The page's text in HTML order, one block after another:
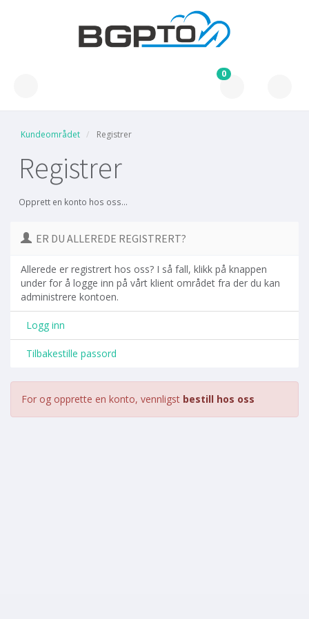
0
Kundeområdet Registrer
Registrer
Opprett en konto hos oss...
ER DU ALLEREDE REGISTRERT?
Allerede er registrert hos oss? I så fall, klikk på knappen
under for å logge inn på vårt klient området fra der du kan
administrere kontoen.
Logg inn
Tilbakestille passord
For og opprette en konto, vennligst bestill hos oss